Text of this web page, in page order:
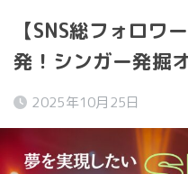
【SNS総フォロワ
発！シンガー発掘
2025年10月25日